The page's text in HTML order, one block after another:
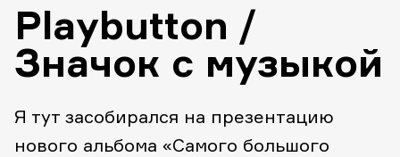
Playbutton /
Значок с музыкой
Я тут засобирался на презентацию
нового альбома «Самого большого